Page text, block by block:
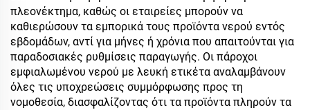
πλεονέκτημα, καθώς οι εταιρείες μπορούν να
καθιερώσουν τα εμπορικά τους προϊόντα νερού εντός
εβδομάδων, αντί για μήνες ή χρόνια που απαιτούνται για
παραδοσιακές ρυθμίσεις παραγωγής. Οι πάροχοι
εμφιαλωμένου νερού με λευκή ετικέτα αναλαμβάνουν
όλες τις υποχρεώσεις συμμόρφωσης προς τη
νομοθεσία, διασφαλίζοντας ότι τα προϊόντα πληρούν τα